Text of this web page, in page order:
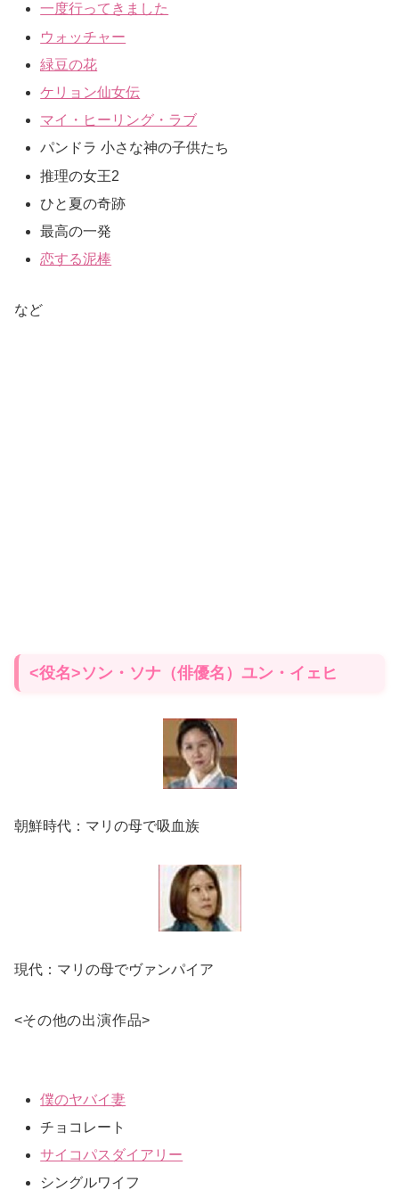
一度行ってきました
ウォッチャー
緑豆の花
ケリョン仙女伝
マイ・ヒーリング・ラブ
パンドラ 小さな神の子供たち
推理の女王2
ひと夏の奇跡
最高の一発
恋する泥棒
など
<役名>ソン・ソナ（俳優名）ユン・イェヒ
朝鮮時代：マリの母で吸血族
現代：マリの母でヴァンパイア
<その他の出演作品>
僕のヤバイ妻
チョコレート
サイコパスダイアリー
シングルワイフ